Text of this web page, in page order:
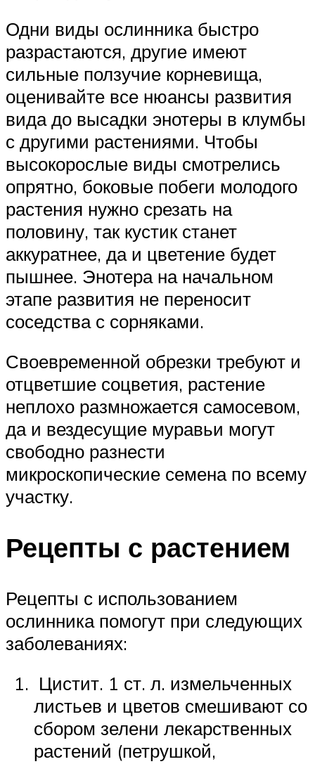
Одни виды ослинника быстро
разрастаются, другие имеют
сильные ползучие корневища,
оценивайте все нюансы развития
вида до высадки энотеры в клумбы
с другими растениями. Чтобы
высокорослые виды смотрелись
опрятно, боковые побеги молодого
растения нужно срезать на
половину, так кустик станет
аккуратнее, да и цветение будет
пышнее. Энотера на начальном
этапе развития не переносит
соседства с сорняками.
Своевременной обрезки требуют и
отцветшие соцветия, растение
неплохо размножается самосевом,
да и вездесущие муравьи могут
свободно разнести
микроскопические семена по всему
участку.
Рецепты с растением
Рецепты с использованием
ослинника помогут при следующих
заболеваниях:
Цистит. 1 ст. л. измельченных
листьев и цветов смешивают со
сбором зелени лекарственных
растений (петрушкой,